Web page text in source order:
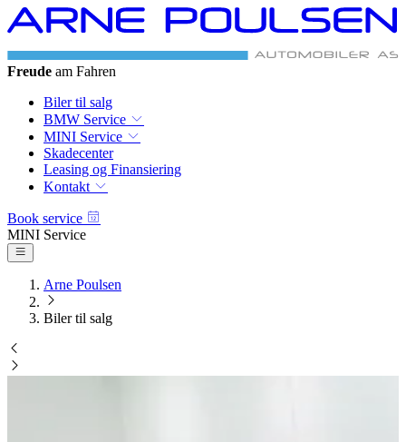
BMW & MINIAutoriseret Service
Biler til salg
BMW Service
MINI Service
Skadecenter
Leasing og Finansiering
Kontakt
Book service
BMW Service
Arne Poulsen
Biler til salg